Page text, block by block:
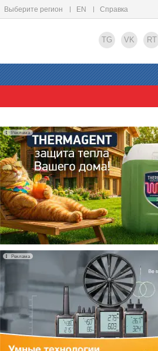
Выберите регион EN Справка
TG VK RT
Реклама
Реклама